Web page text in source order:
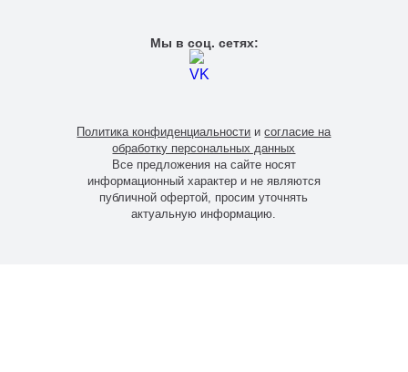
Мы в соц. сетях:
Все предложения на сайте носят
информационный характер и не являются
публичной офертой, просим уточнять
актуальную информацию.
Политика конфиденциальности исогласие на
обработку персональных данных